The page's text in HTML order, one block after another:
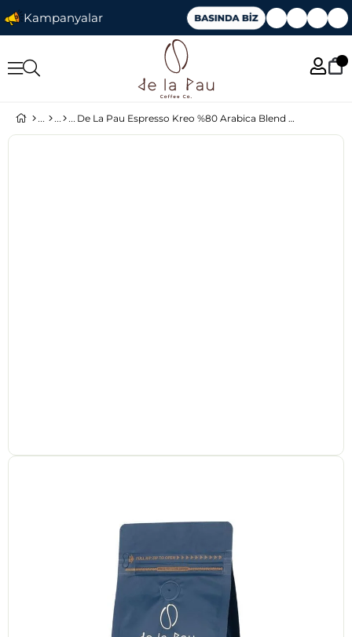
Kampanyalar
De La Pau Espresso Kreo %80 Arabica Blend Çekirdek Kahve 250 Gr